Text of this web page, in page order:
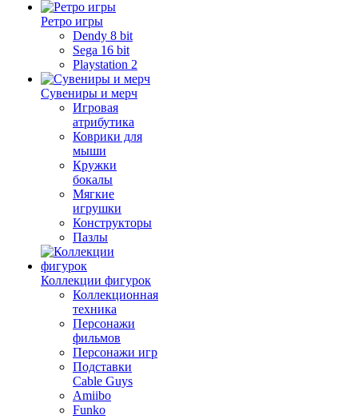
Ретро игры
Dendy 8 bit
Sega 16 bit
Playstation 2
Сувениры и мерч
Игровая
атрибутика
Коврики для
мыши
Кружки
бокалы
Мягкие
игрушки
Конструкторы
Пазлы
Коллекции фигурок
Коллекционная
техника
Персонажи
фильмов
Персонажи игр
Подставки
Cable Guys
Amiibo
Funko